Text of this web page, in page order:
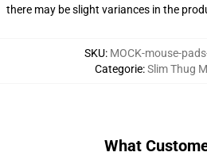
there may be slight variances in the
SKU: MOCK-mouse-
Categorie:Slim Thug
What